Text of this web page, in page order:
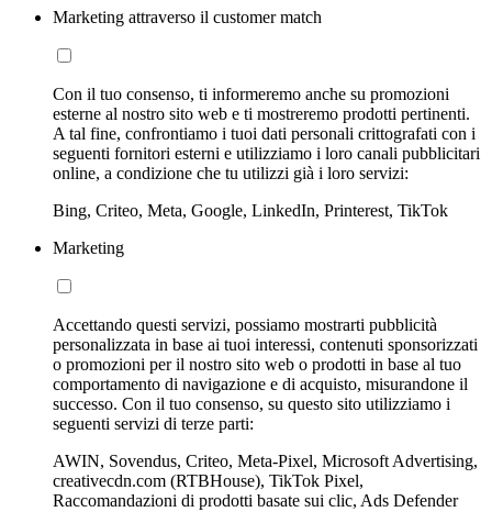
Marketing attraverso il customer match
Con il tuo consenso, ti informeremo anche su promozioni
esterne al nostro sito web e ti mostreremo prodotti pertinenti.
A tal fine, confrontiamo i tuoi dati personali crittografati con i
seguenti fornitori esterni e utilizziamo i loro canali pubblicitari
online, a condizione che tu utilizzi già i loro servizi:
Bing, Criteo, Meta, Google, LinkedIn, Printerest, TikTok
Marketing
Accettando questi servizi, possiamo mostrarti pubblicità
personalizzata in base ai tuoi interessi, contenuti sponsorizzati
o promozioni per il nostro sito web o prodotti in base al tuo
comportamento di navigazione e di acquisto, misurandone il
successo. Con il tuo consenso, su questo sito utilizziamo i
seguenti servizi di terze parti:
AWIN, Sovendus, Criteo, Meta-Pixel, Microsoft Advertising,
creativecdn.com (RTBHouse), TikTok Pixel,
Raccomandazioni di prodotti basate sui clic, Ads Defender